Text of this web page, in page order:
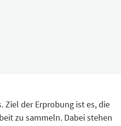
der Erprobung ist es, die
zu sammeln. Dabei stehen